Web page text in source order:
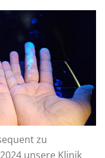
zu
unsere Klinik